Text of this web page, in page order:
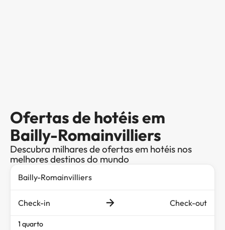
Ofertas de hotéis em
Bailly-Romainvilliers
Descubra milhares de ofertas em hotéis nos
melhores destinos do mundo
Check-in Check-out
1 quarto